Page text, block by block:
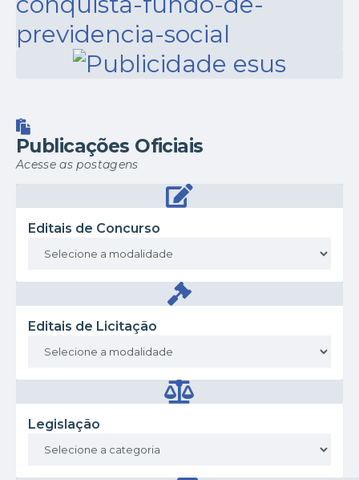
Publicações Oficiais
Acesse as postagens
Editais de Concurso
Editais de Licitação
Legislação